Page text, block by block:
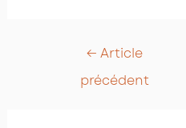
← Article
précédent